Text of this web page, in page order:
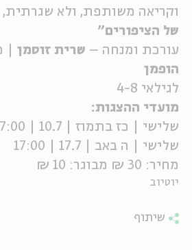
וקריאה משותפת, ולא
של הציפורים"
עורכת ומנחה – שרית זוסמן |
הופמן
לגילאי 4-8
מועדי ההצגות:
שלישי | כז בתמוז | 10.7 | 17:00
שלישי | ה באב | 17.7 | 17:00
מחיר: 30 ₪ מבוגר: 10 ₪
יוטיוב
שיתוף